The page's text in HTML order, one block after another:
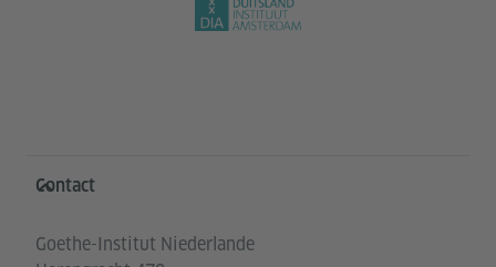
Service- und Informationsbereich
Contact
Goethe-Institut Niederlande